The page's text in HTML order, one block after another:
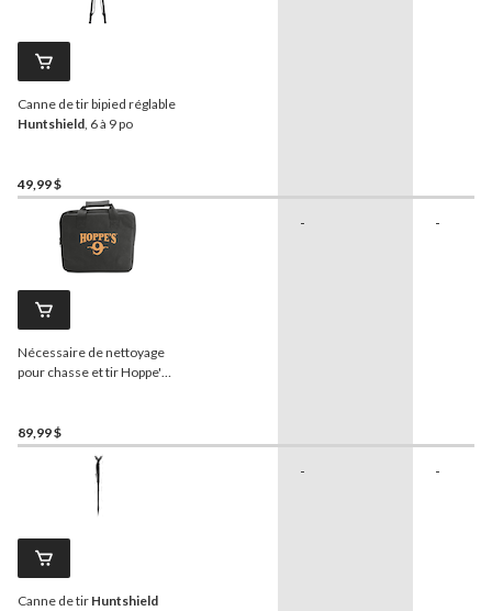
Canne de tir bipied réglable
Huntshield, 6 à 9 po
49,99 $
Nécessaire de nettoyage
pour chasse et tir Hoppe's
89,99 $
- -
Canne de tir Huntshield
- -